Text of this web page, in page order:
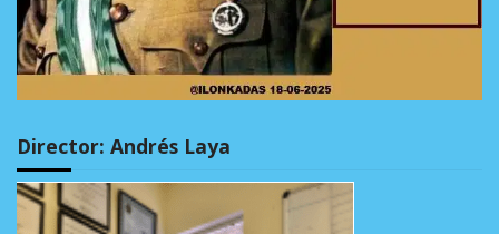
Director: Andrés Laya